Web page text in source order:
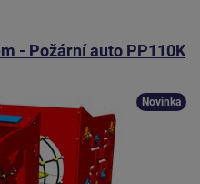
- Požární auto PP110K
Novinka